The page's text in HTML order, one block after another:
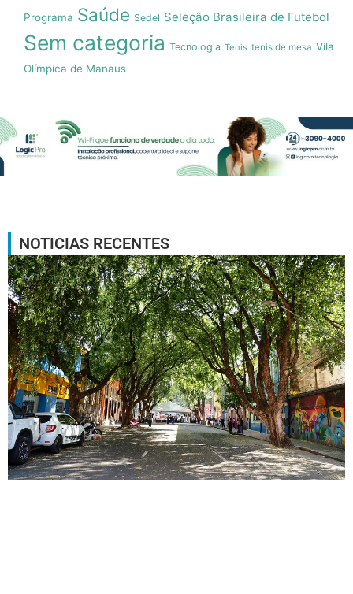
Programa Saúde Sedel Seleção Brasileira de Futebol
Sem categoria Tecnologia Tenis tenis de mesa Vila
Olímpica de Manaus
NOTICIAS RECENTES